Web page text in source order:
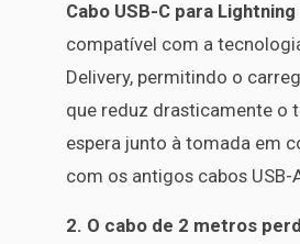
Cabo USB-C para
compatível com a
Delivery, permitindo o
que reduz drasticamente o
espera junto à tomada em
com os antigos cabos USB-
2. O cabo de 2 metros